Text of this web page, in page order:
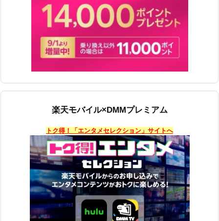
楽天モバイル×DMMプレミアム
トク得！「エンタメセレクション」サイトへ